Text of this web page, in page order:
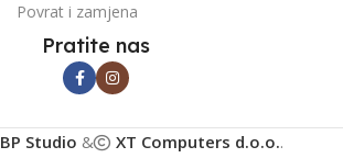
Povrat i zamjena
Pratite nas
BP Studio & XT Computers d.o.o..